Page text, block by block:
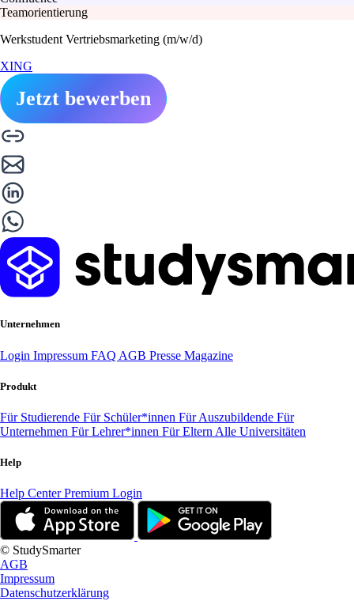
Teamorientierung
Werkstudent Vertriebsmarketing (m/w/d)
XING
Jetzt bewerben
Unternehmen
Login Impressum FAQ AGB Presse Magazine
Produkt
Für Studierende Für Schüler*innen Für Auszubildende Für
Unternehmen Für Lehrer*innen Für Eltern Alle Universitäten
Help
Help CenterPremium Login
© StudySmarter
AGB
Impressum
Datenschutzerklärung